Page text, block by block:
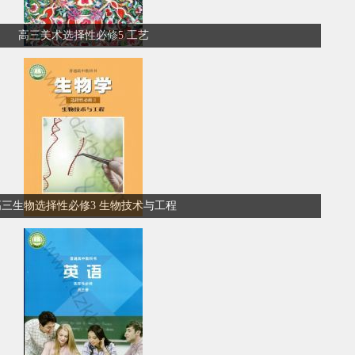
高三美术选择性必修5 工艺
生物选择性必修3 生物技术与工程